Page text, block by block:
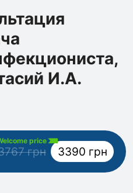
И.А.
price
грн 3390 грн